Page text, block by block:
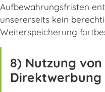
Aufbewahrungsfristen
unsererseits kein
Weiterspeicherung
8) Nutzung
Direktwerbung